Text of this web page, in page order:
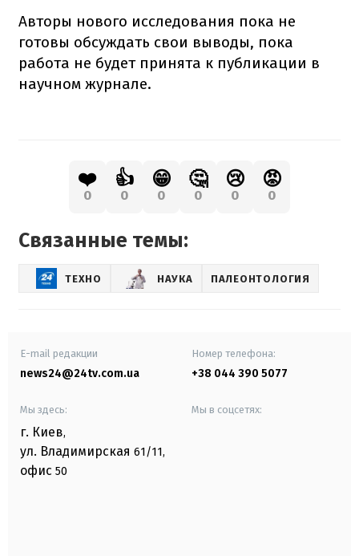
Авторы нового исследования пока не
готовы обсуждать свои выводы, пока
работа не будет принята к публикации в
научном журнале.
❤️
0
👍
0
😁
0
🤔
0
😢
0
😡
0
Связанные темы:
ТЕХНО НАУКА ПАЛЕОНТОЛОГИЯ
E-mail редакции
news24@24tv.com.ua
Номер телефона:
+38 044 390 5077
Мы здесь:
г. Киев,
ул. Владимирская 61/11,
офис 50
Мы в соцсетях: